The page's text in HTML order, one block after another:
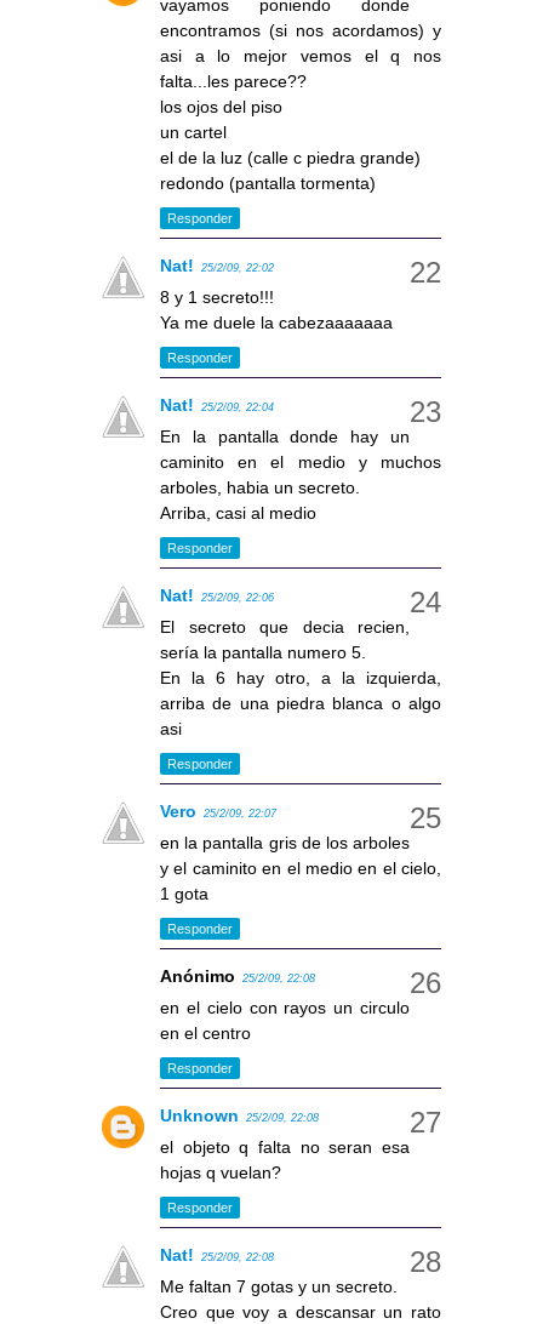
vayamos poniendo donde
encontramos (si nos acordamos) y
asi a lo mejor vemos el q nos
falta...les parece??
los ojos del piso
un cartel
el de la luz (calle c piedra grande)
redondo (pantalla tormenta)
Responder
Nat! 25/2/09, 22:02
8 y 1 secreto!!!
Ya me duele la cabezaaaaaaa
Responder
Nat! 25/2/09, 22:04
En la pantalla donde hay un
caminito en el medio y muchos
arboles, habia un secreto.
Arriba, casi al medio
Responder
Nat! 25/2/09, 22:06
El secreto que decia recien,
sería la pantalla numero 5.
En la 6 hay otro, a la izquierda,
arriba de una piedra blanca o algo
asi
Responder
Vero 25/2/09, 22:07
en la pantalla gris de los arboles
y el caminito en el medio en el cielo,
1 gota
Responder
Anónimo 25/2/09, 22:08
en el cielo con rayos un circulo
en el centro
Responder
Unknown 25/2/09, 22:08
el objeto q falta no seran esa
hojas q vuelan?
Responder
Nat! 25/2/09, 22:08
Me faltan 7 gotas y un secreto.
Creo que voy a descansar un rato